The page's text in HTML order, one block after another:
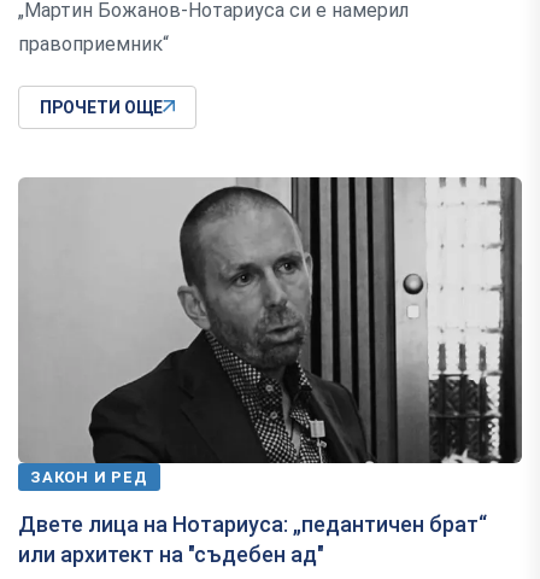
„Мартин Божанов-Нотариуса си е намерил
правоприемник“
ПРОЧЕТИ ОЩЕ
ЗАКОН И РЕД
Двете лица на Нотариуса: „педантичен брат“
или архитект на "съдебен ад"